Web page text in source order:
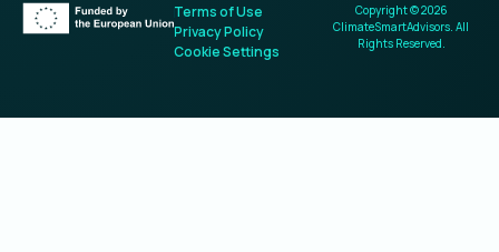
Copyright © 2026
ClimateSmartAdvisors. All
Rights Reserved.
Terms of Use
Privacy Policy
Cookie Settings